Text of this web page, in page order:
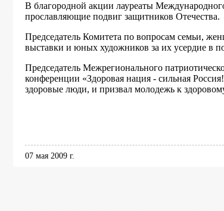
В благородной акции лауреаты
прославляющие подвиг защитников Отечества.
Председатель Комитета по вопросам семьи,
выставки и юных художников за их усердие в
Председатель Межрегионального
конференции «Здоровая нация - сильная
здоровые люди, и призвал молодежь к
07 мая 2009 г.